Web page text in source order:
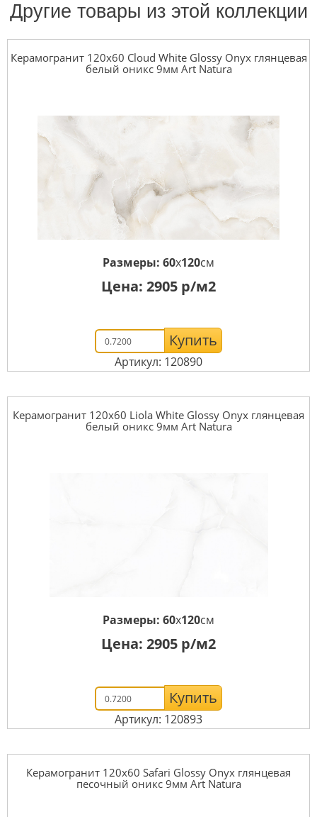
Другие товары из этой коллекции
Керамогранит 120x60 Cloud White Glossy Onyx глянцевая
белый оникс 9мм Art Natura
Размеры: 60x120см
Цена: 2905 р/м2
Купить
Артикул: 120890
Керамогранит 120x60 Liola White Glossy Onyx глянцевая
белый оникс 9мм Art Natura
Размеры: 60x120см
Цена: 2905 р/м2
Купить
Артикул: 120893
Керамогранит 120x60 Safari Glossy Onyx глянцевая
песочный оникс 9мм Art Natura